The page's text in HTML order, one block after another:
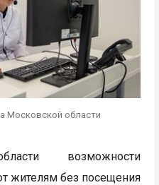
Московской области
возможности
жителям без посещения